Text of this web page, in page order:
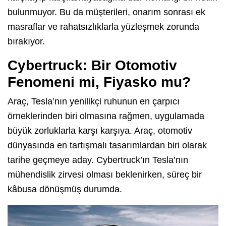
bulunmuyor. Bu da müşterileri, onarım sonrası ek
masraflar ve rahatsızlıklarla yüzleşmek zorunda
bırakıyor.
Cybertruck: Bir Otomotiv
Fenomeni mi, Fiyasko mu?
Araç, Tesla’nın yenilikçi ruhunun en çarpıcı
örneklerinden biri olmasına rağmen, uygulamada
büyük zorluklarla karşı karşıya. Araç, otomotiv
dünyasında en tartışmalı tasarımlardan biri olarak
tarihe geçmeye aday. Cybertruck’ın Tesla’nın
mühendislik zirvesi olması beklenirken, süreç bir
kâbusa dönüşmüş durumda.